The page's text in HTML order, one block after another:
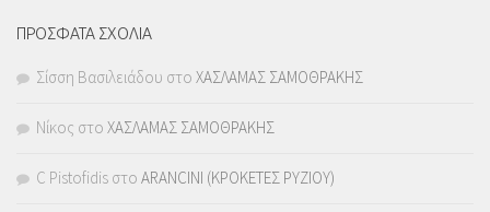
ΠΡΟΣΦΑΤΑ ΣΧΟΛΙΑ
Σίσση Βασιλειάδου στο ΧΑΣΛΑΜΑΣ ΣΑΜΟΘΡΑΚΗΣ
Νίκος στο ΧΑΣΛΑΜΑΣ ΣΑΜΟΘΡΑΚΗΣ
C Pistofidis στο ARANCINI (ΚΡΟΚΕΤΕΣ ΡΥΖΙΟΥ)